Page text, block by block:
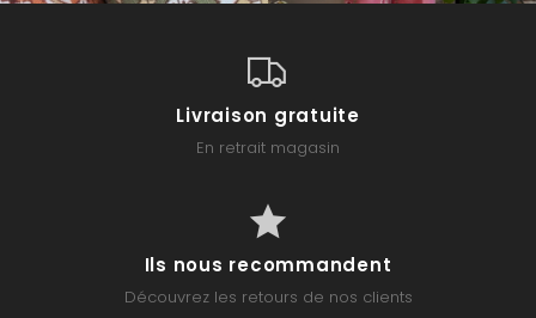
Livraison gratuite
En retrait magasin
Ils nous recommandent
Découvrez les retours de nos clients